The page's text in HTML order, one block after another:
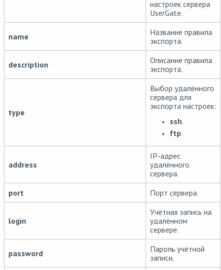
настроек сервера
UserGate.
name
Название правила
экспорта.
description
Описание правила
экспорта.
type
Выбор удалённого
сервера для
экспорта настроек:
ssh.
ftp.
address
IP-адрес
удалённого
сервера.
port
Порт сервера.
login
Учётная запись на
удалённом
сервере.
password
Пароль учётной
записи.